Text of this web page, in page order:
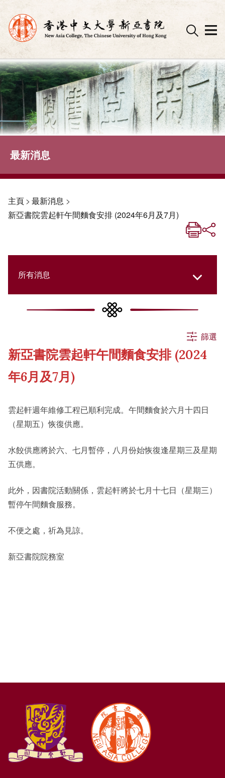
Skip
to
content
最新消息
主頁> 最新消息 >
新亞書院雲起軒午間麵食安排 (2024年6月及7月)
所有消息
所有消息
活動
公告
其他
篩選
新亞書院雲起軒午間麵食安排 (2024
年6月及7月)
雲起軒週年維修工程已順利完成。午間麵食於六月十四日
（星期五）恢復供應。
水餃供應將於六、七月暫停，八月份始恢復逢星期三及星期
五供應。
此外，因書院活動關係，雲起軒將於七月十七日（星期三）
暫停午間麵食服務。
不便之處，祈為見諒。
新亞書院院務室